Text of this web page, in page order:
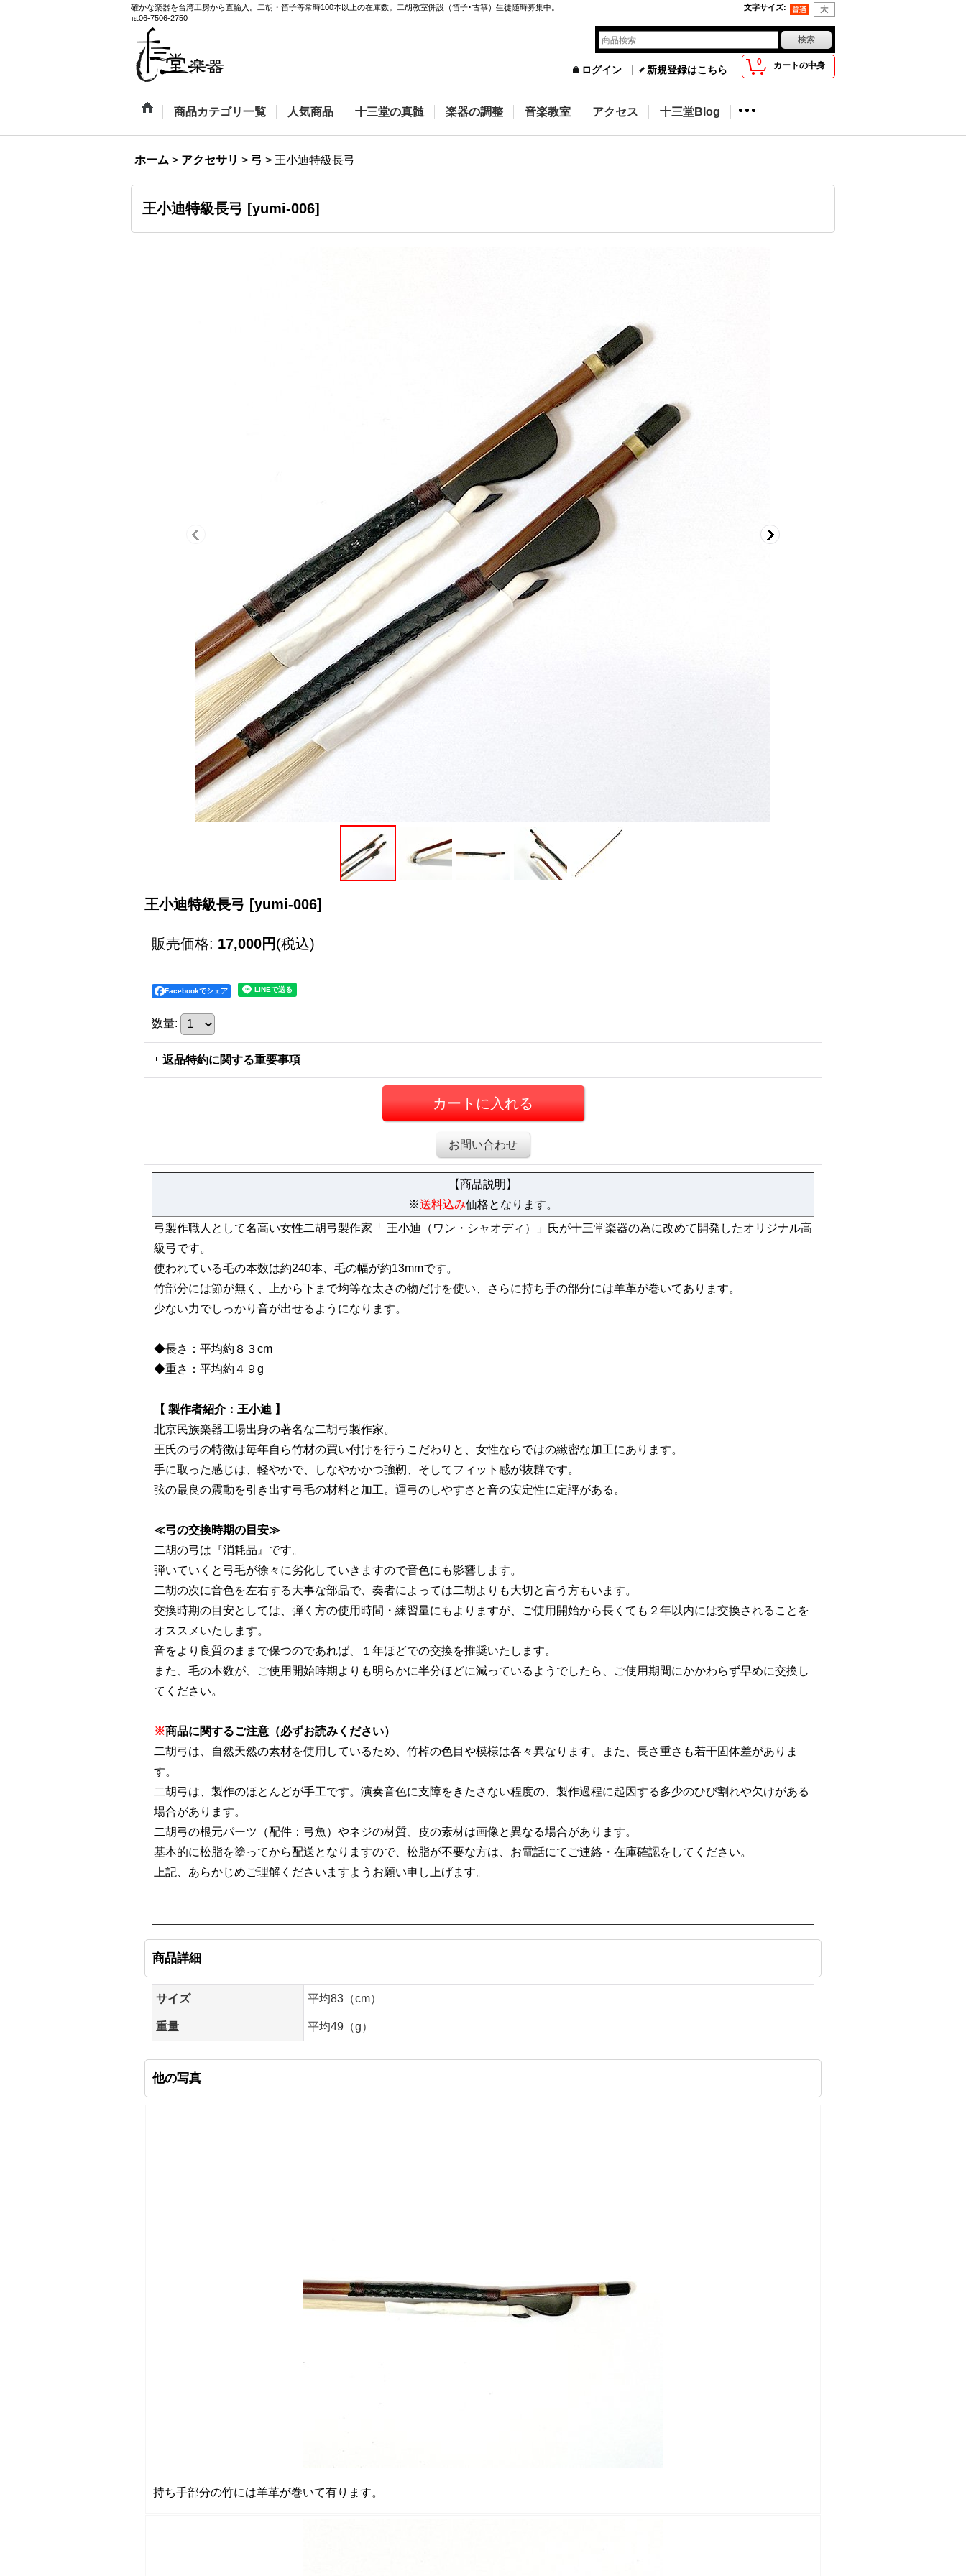
確かな楽器を台湾工房から直輸入。二胡・笛子等常時100本以上の在庫数。二胡教室併設（笛子･古箏）生徒随時募集中。
℡06-7506-2750
文字サイズ:
0 カートの中身
ログイン 新規登録はこちら
商品カテゴリ一覧 人気商品 十三堂の真髄 楽器の調整 音楽教室 アクセス 十三堂Blog
ホーム > アクセサリ > 弓 > 王小迪特級長弓
王小迪特級長弓 [yumi-006]
王小迪特級長弓 [yumi-006]
販売価格: 17,000円(税込)
Facebookでシェア
数量:
返品特約に関する重要事項
お問い合わせ
【商品説明】
※送料込み価格となります。
弓製作職人として名高い女性二胡弓製作家「 王小迪（ワン・シャオディ）」氏が十三堂楽器の為に改めて開発したオリジナル高
級弓です。
使われている毛の本数は約240本、毛の幅が約13mmです。
竹部分には節が無く、上から下まで均等な太さの物だけを使い、さらに持ち手の部分には羊革が巻いてあります。
少ない力でしっかり音が出せるようになります。
◆長さ：平均約８３cm
◆重さ：平均約４９g
【 製作者紹介：王小迪 】
北京民族楽器工場出身の著名な二胡弓製作家。
王氏の弓の特徴は毎年自ら竹材の買い付けを行うこだわりと、女性ならではの緻密な加工にあります。
手に取った感じは、軽やかで、しなやかかつ強靭、そしてフィット感が抜群です。
弦の最良の震動を引き出す弓毛の材料と加工。運弓のしやすさと音の安定性に定評がある。
≪弓の交換時期の目安≫
二胡の弓は『消耗品』です。
弾いていくと弓毛が徐々に劣化していきますので音色にも影響します。
二胡の次に音色を左右する大事な部品で、奏者によっては二胡よりも大切と言う方もいます。
交換時期の目安としては、弾く方の使用時間・練習量にもよりますが、ご使用開始から長くても２年以内には交換されることを
オススメいたします。
音をより良質のままで保つのであれば、１年ほどでの交換を推奨いたします。
また、毛の本数が、ご使用開始時期よりも明らかに半分ほどに減っているようでしたら、ご使用期間にかかわらず早めに交換し
てください。
※商品に関するご注意（必ずお読みください）
二胡弓は、自然天然の素材を使用しているため、竹棹の色目や模様は各々異なります。また、長さ重さも若干固体差がありま
す。
二胡弓は、製作のほとんどが手工です。演奏音色に支障をきたさない程度の、製作過程に起因する多少のひび割れや欠けがある
場合があります。
二胡弓の根元パーツ（配件：弓魚）やネジの材質、皮の素材は画像と異なる場合があります。
基本的に松脂を塗ってから配送となりますので、松脂が不要な方は、お電話にてご連絡・在庫確認をしてください。
上記、あらかじめご理解くださいますようお願い申し上げます。
商品詳細
サイズ 平均83（cm）
重量 平均49（g）
他の写真
持ち手部分の竹には羊革が巻いて有ります。